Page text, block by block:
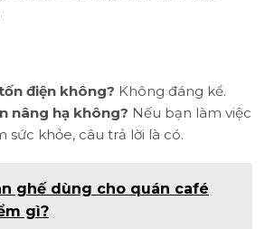
điện không? Không đáng kể.
nâng hạ không? Nếu bạn làm việc
sức khỏe, câu trả lời là có.
ghế dùng cho quán café
gì?